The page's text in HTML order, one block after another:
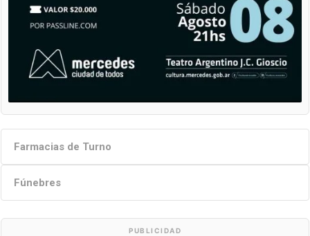
Farmacias de Turno
Fúnebres
PUBLICIDAD